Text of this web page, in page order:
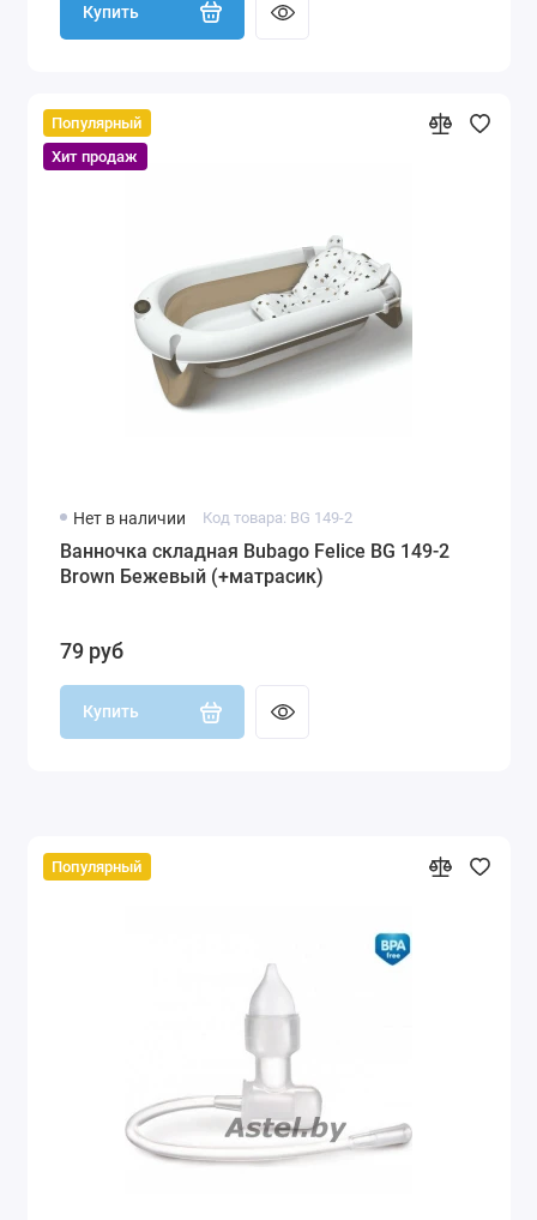
Купить
Популярный
Хит продаж
Нет в наличии Код товара: BG 149-2
Ванночка складная Bubago Felice BG 149-2
Brown Бежевый (+матрасик)
79 руб
Купить
Популярный